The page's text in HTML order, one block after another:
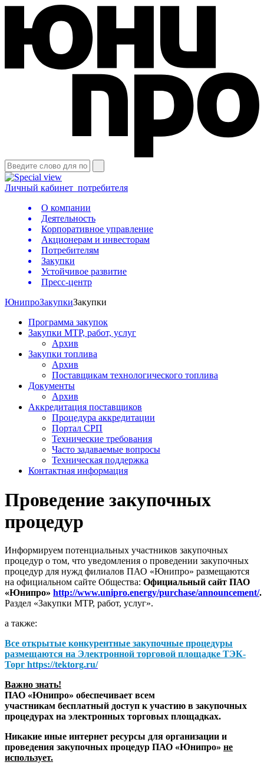
Личный кабинет потребителя
О компании
Деятельность
Корпоративное управление
Акционерам и инвесторам
Потребителям
Закупки
Устойчивое развитие
Пресс-центр
ЮнипроЗакупкиЗакупки
Программа закупок
Закупки МТР, работ, услуг
Архив
Закупки топлива
Архив
Поставщикам технологического топлива
Документы
Архив
Аккредитация поставщиков
Процедура аккредитации
Портал СРП
Технические требования
Часто задаваемые вопросы
Техническая поддержка
Контактная информация
Проведение закупочных
процедур
Информируем потенциальных участников закупочных
процедур о том, что уведомления о проведении закупочных
процедур для нужд филиалов ПАО «Юнипро» размещаются
на официальном сайте Общества: Официальный сайт ПАО
«Юнипро» http://www.unipro.energy/purchase/announcement/.
Раздел «Закупки МТР, работ, услуг».
а также:
Все открытые конкурентные закупочные процедуры
размещаются на Электронной торговой площадке ТЭК-
Торг https://tektorg.ru/
Важно знать!
ПАО «Юнипро» обеспечивает всем
участникам бесплатный доступ к участию в закупочных
процедурах на электронных торговых площадках.
Никакие иные интернет ресурсы для организации и
проведения закупочных процедур ПАО «Юнипро» не
использует.